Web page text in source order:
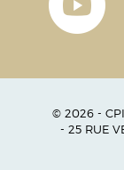
© 2026 -
- 25 RUE